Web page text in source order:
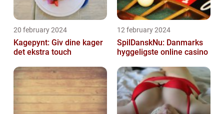
20 february 2024
Kagepynt: Giv dine kager
det ekstra touch
12 february 2024
SpilDanskNu: Danmarks
hyggeligste online casino